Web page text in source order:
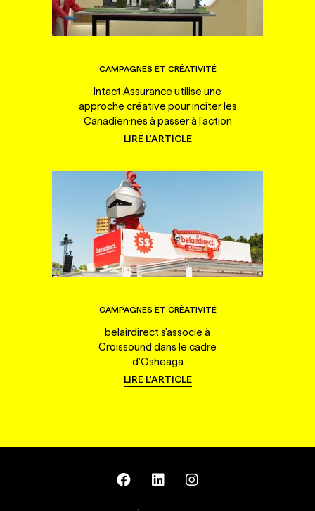
CAMPAGNES ET CRÉATIVITÉ
Intact Assurance utilise une
approche créative pour inciter les
Canadien·nes à passer à l'action
LIRE L'ARTICLE
CAMPAGNES ET CRÉATIVITÉ
belairdirect s'associe à
Croissound dans le cadre
d'Osheaga
LIRE L'ARTICLE